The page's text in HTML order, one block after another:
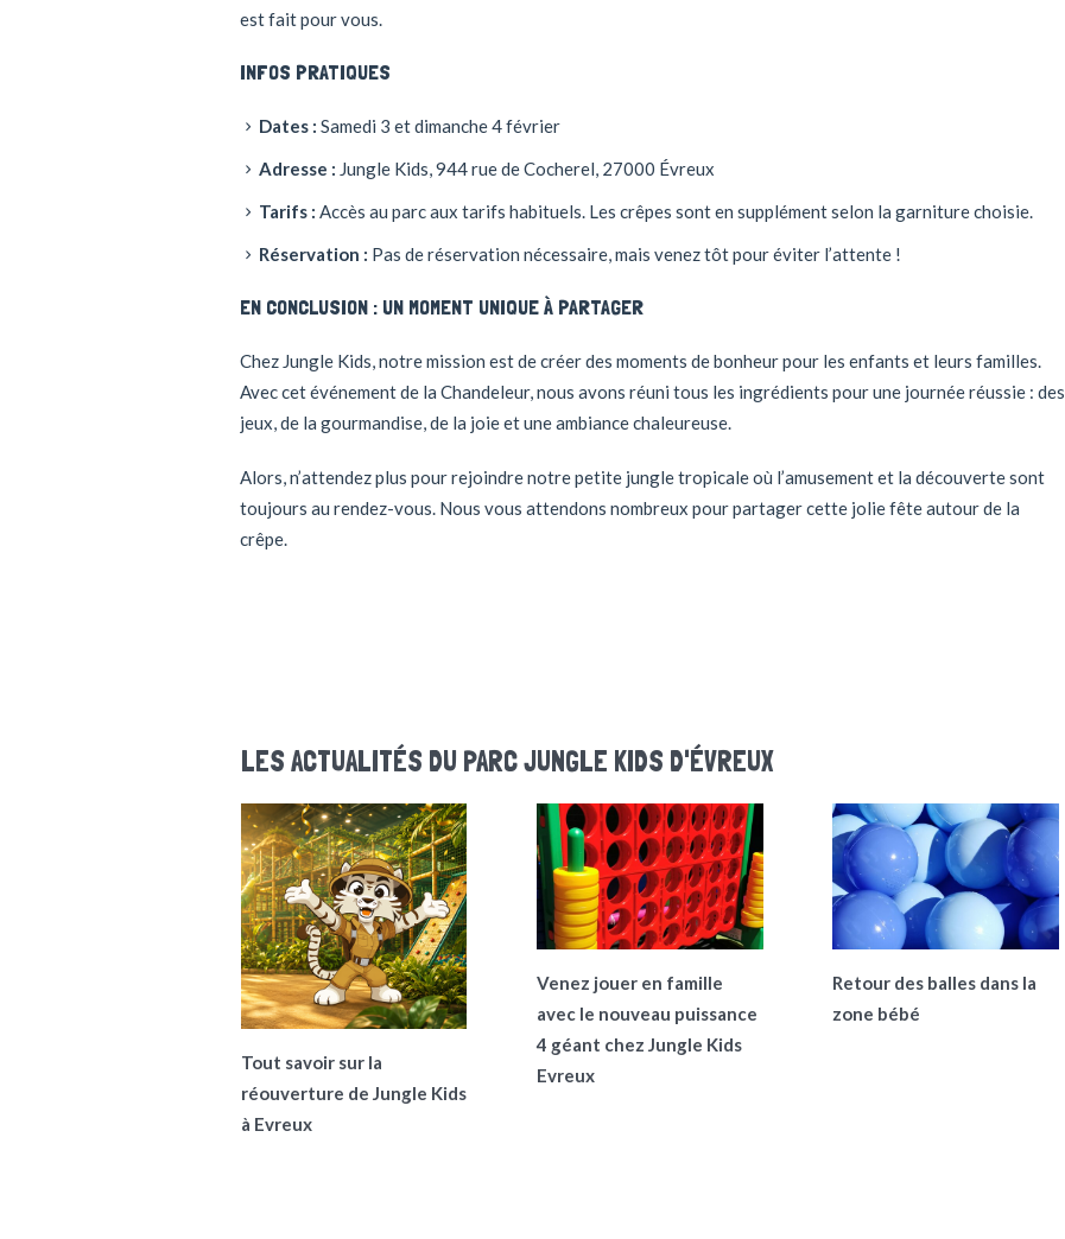
est fait pour vous.
INFOS PRATIQUES
Dates : Samedi 3 et dimanche 4 février
Adresse : Jungle Kids, 944 rue de Cocherel, 27000 Évreux
Tarifs : Accès au parc aux tarifs habituels. Les crêpes sont en supplément selon la garniture choisie.
Réservation : Pas de réservation nécessaire, mais venez tôt pour éviter l’attente !
EN CONCLUSION : UN MOMENT UNIQUE À PARTAGER
Chez Jungle Kids, notre mission est de créer des moments de bonheur pour les enfants et leurs familles.
Avec cet événement de la Chandeleur, nous avons réuni tous les ingrédients pour une journée réussie : des
jeux, de la gourmandise, de la joie et une ambiance chaleureuse.
Alors, n’attendez plus pour rejoindre notre petite jungle tropicale où l’amusement et la découverte sont
toujours au rendez-vous. Nous vous attendons nombreux pour partager cette jolie fête autour de la
crêpe.
LES ACTUALITÉS DU PARC JUNGLE KIDS D'ÉVREUX
Tout savoir sur la
réouverture de Jungle Kids
à Evreux
Venez jouer en famille
avec le nouveau puissance
4 géant chez Jungle Kids
Evreux
Retour des balles dans la
zone bébé